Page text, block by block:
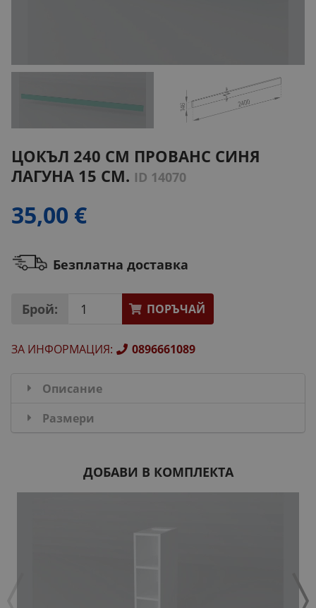
ЦОКЪЛ 240 СМ ПРОВАНС СИНЯ
ЛАГУНА 15 СМ. ID 14070
35,00 €
Безплатна доставка
Брой: ПОРЪЧАЙ
ЗА ИНФОРМАЦИЯ: 0896661089
Описание
Размери
ДОБАВИ В КОМПЛЕКТА